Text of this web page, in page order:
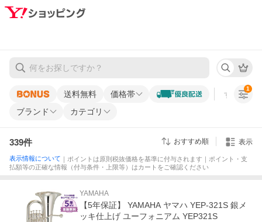
送料無料 価格帯 すべての条
ブランド カテゴリ
1
339件 おすすめ順 表示
表示情報について ｜ポイントは原則税抜価格を基準に付与されます｜ポイント・支
払額等の正確な情報（付与条件・上限等）はカートをご確認ください
YAMAHA
【5年保証】 YAMAHA ヤマハ YEP-321S 銀メ
ッキ仕上げ ユーフォニアム YEP321S